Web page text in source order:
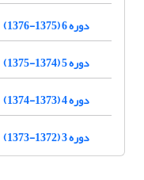
دوره 6 (1375-1376)
دوره 5 (1374-1375)
دوره 4 (1373-1374)
دوره 3 (1372-1373)